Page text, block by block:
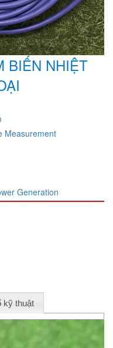
BIẾN NHIỆT
Measurement
Generation
kỹ thuật